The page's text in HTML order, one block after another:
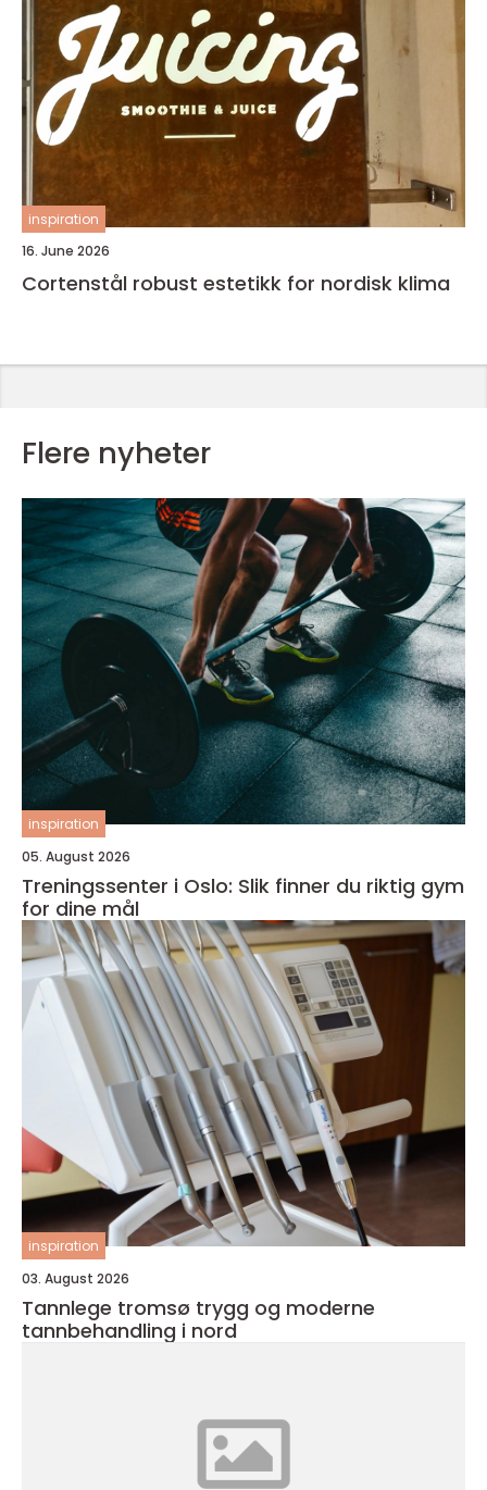
inspiration
16. June 2026
Cortenstål robust estetikk for nordisk klima
Flere nyheter
inspiration
05. August 2026
Treningssenter i Oslo: Slik finner du riktig gym
for dine mål
inspiration
03. August 2026
Tannlege tromsø trygg og moderne
tannbehandling i nord